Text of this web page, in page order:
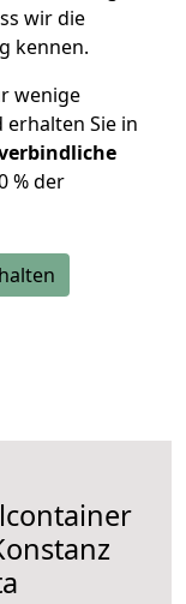
wir die
kennen.
wenige
erhalten Sie in
% der